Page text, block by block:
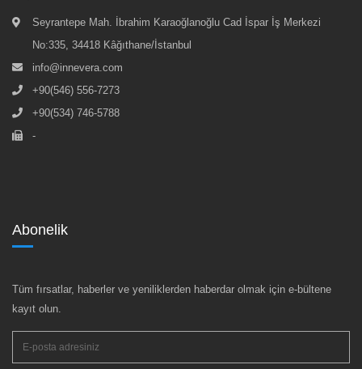
Seyrantepe Mah. İbrahim Karaoğlanoğlu Cad İspar İş Merkezi
No:335, 34418 Kâğıthane/İstanbul
info@innevera.com
+90(546) 556-7273
+90(534) 746-5788
-
Abonelik
Tüm fırsatlar, haberler ve yeniliklerden haberdar olmak için e-bültene
kayıt olun.